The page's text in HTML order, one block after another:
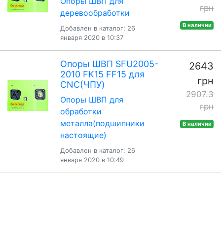
деревообработки
Добавлен в каталог: 26
января 2020 в 10:37
грн
В наличии
Опоры ШВП SFU2005-
2010 FK15 FF15 для
CNC(ЧПУ)
Опоры ШВП для
обработки
металла(подшипники
настоящие)
Добавлен в каталог: 26
января 2020 в 10:49
2643
грн
2907.3
грн
В наличии